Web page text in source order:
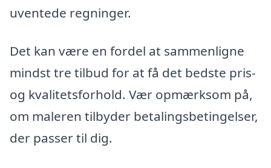
uventede regninger.
Det kan være en fordel at sammenligne
mindst tre tilbud for at få det bedste pris-
og kvalitetsforhold. Vær opmærksom på,
om maleren tilbyder betalingsbetingelser,
der passer til dig.